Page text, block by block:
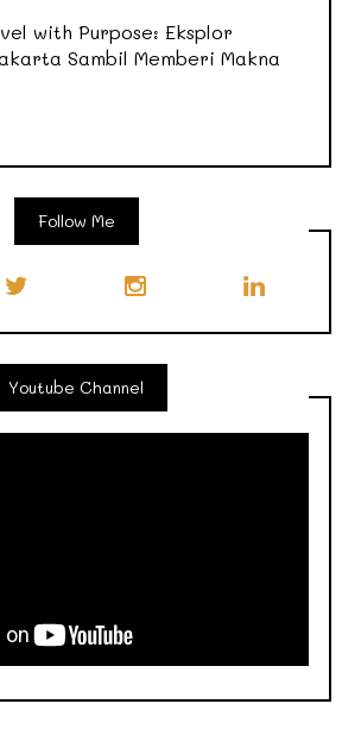
with Purpose: Eksplor
Sambil Memberi Makna
Follow Me
Youtube Channel